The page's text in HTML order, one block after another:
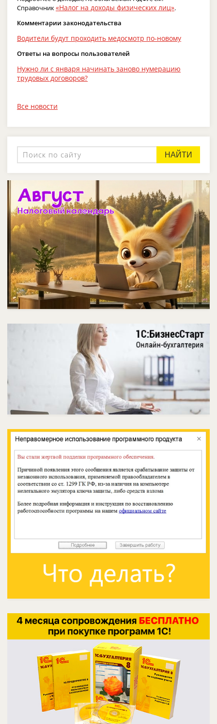
Справочник«Налог на доходы физических лиц».
Комментарии законодательства
Водители будут проходить медосмотр по-новому
Ответы на вопросы пользователей
Нужно ли с января начинать заново нумерацию
трудовых договоров?
Все новости
НАЙТИ